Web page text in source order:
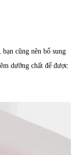
cũng nên bổ sung
dưỡng chất để được